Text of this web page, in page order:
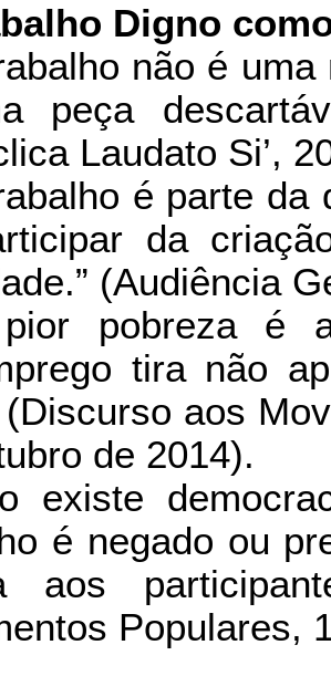
Digno
não é
peça
Laudato Si’,
é parte
da
(Audiência
pobreza é
tira não
(Discurso aos
de 2014).
existe
é negado ou
aos
Populares,